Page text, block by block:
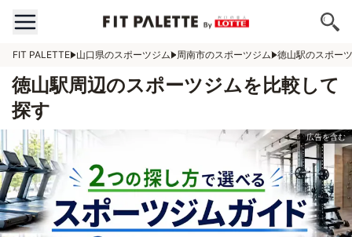
FIT PALETTE 山口県のスポーツジム 周南市のスポーツジム 徳山駅のスポー
徳山駅周辺のスポーツジムを比較して
探す